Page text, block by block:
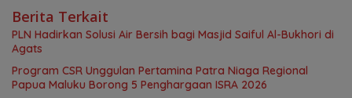
Berita Terkait
PLN Hadirkan Solusi Air Bersih bagi Masjid Saiful Al-Bukhori di
Agats
Program CSR Unggulan Pertamina Patra Niaga Regional
Papua Maluku Borong 5 Penghargaan ISRA 2026